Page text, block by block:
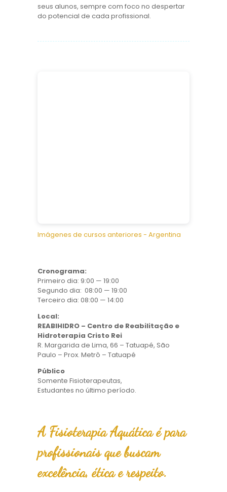
seus alunos, sempre com foco no despertar
do potencial de cada profissional.
Imágenes de cursos anteriores - Argentina
Cronograma:
Primeiro dia: 9:00 — 19:00
Segundo dia: 08:00 — 19:00
Terceiro dia: 08:00 — 14:00
Local:
REABIHIDRO – Centro de Reabilitação e
Hidroterapia Cristo Rei
R. Margarida de Lima, 66 – Tatuapé, São
Paulo – Prox. Metrô – Tatuapé
Público
Somente Fisioterapeutas,
Estudantes no último período.
A Fisioterapia Aquática é para
profissionais que buscam
excelência, ética e respeito.